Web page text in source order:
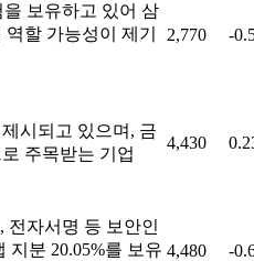
보유하고 있어 삼
할 가능성이 제기
2,770 -
시되고 있으며, 금
주목받는 기업
4,430
전자서명 등 보안인
지분 20.05%를 보유 4,480 -